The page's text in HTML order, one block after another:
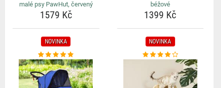
malé psy PawHut, červený
1579 Kč
béžové
1399 Kč
NOVINKA NOVINKA